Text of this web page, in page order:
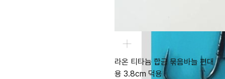
라온 티타늄 합금 묶음바늘 편대
용 3.8cm 덕용